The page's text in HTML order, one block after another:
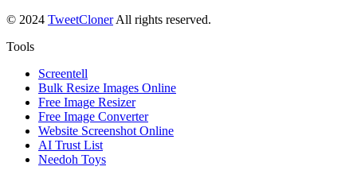
© 2024 TweetCloner All rights reserved.
Tools
Screentell
Bulk Resize Images Online
Free Image Resizer
Free Image Converter
Website Screenshot Online
AI Trust List
Needoh Toys